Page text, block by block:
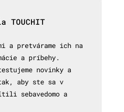
TOUCHIT
a pretvárame ich na
a príbehy.
novinky a
aby ste sa v
sebavedomo a